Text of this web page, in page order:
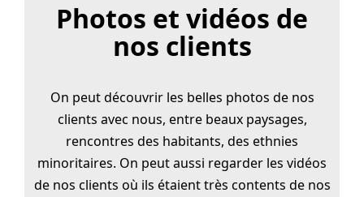
Photos et vidéos de
nos clients
On peut découvrir les belles photos de nos
clients avec nous, entre beaux paysages,
rencontres des habitants, des ethnies
minoritaires. On peut aussi regarder les vidéos
de nos clients où ils étaient très contents de nos